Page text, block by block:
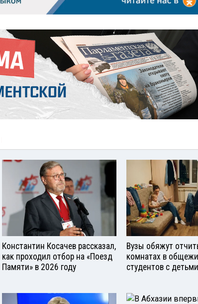
Константин Косачев рассказал,
как проходил отбор на «Поезд
Памяти» в 2026 году
Вузы обяжут
комнатах в
студентов с детьми